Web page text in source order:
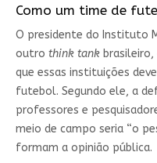
Como um time de
O presidente do Instituto
outro think tankbrasileiro,
que essas instituições
futebol. Segundo ele, a
professores e
meio de campo seria “o
formam a opinião pública.